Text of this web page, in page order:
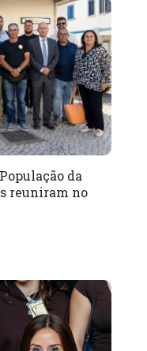
da
reuniram no